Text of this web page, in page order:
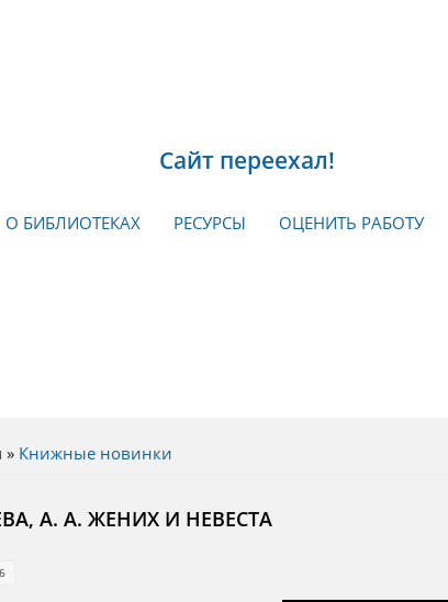
Сайт переехал!
О БИБЛИОТЕКАХ РЕСУРСЫ ОЦЕНИТЬ РАБОТУ
» Книжные новинки
А. А. ЖЕНИХ И НЕВЕСТА